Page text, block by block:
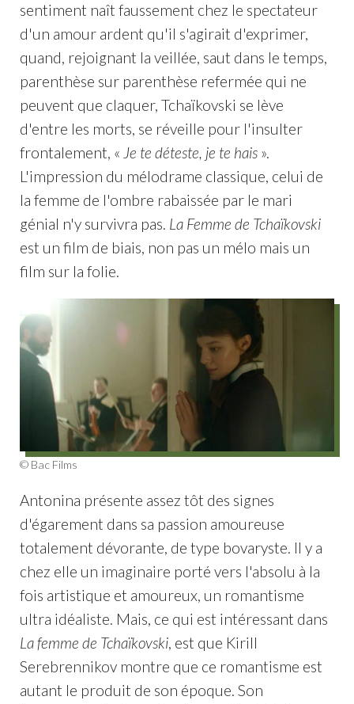
sentiment naît faussement chez le spectateur
d'un amour ardent qu'il s'agirait d'exprimer,
quand, rejoignant la veillée, saut dans le temps,
parenthèse sur parenthèse refermée qui ne
peuvent que claquer, Tchaïkovski se lève
d'entre les morts, se réveille pour l'insulter
frontalement, « Je te déteste, je te hais».
L'impression du mélodrame classique, celui de
la femme de l'ombre rabaissée par le mari
génial n'y survivra pas. La Femme de Tchaïkovski
est un film de biais, non pas un mélo mais un
film sur la folie.
© Bac Films
Antonina présente assez tôt des signes
d'égarement dans sa passion amoureuse
totalement dévorante, de type bovaryste. Il y a
chez elle un imaginaire porté vers l'absolu à la
fois artistique et amoureux, un romantisme
ultra idéaliste. Mais, ce qui est intéressant dans
La femme de Tchaïkovski, est que Kirill
Serebrennikov montre que ce romantisme est
autant le produit de son époque. Son